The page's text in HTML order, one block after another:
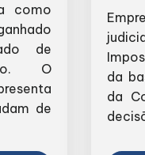
como
de
O
de
da
da